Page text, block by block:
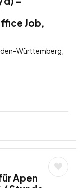
Job,
Württemberg,
Apen